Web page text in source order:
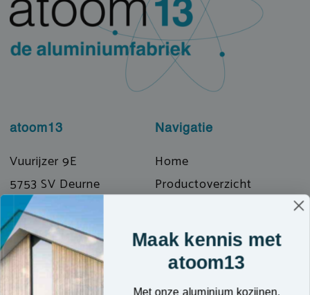
atoom13
Vuurijzer 9E
5753 SV Deurne
T: 0493 319072
E: info@atoom13.nl
Navigatie
Home
Productoverzicht
Over ons
Kennisbank
Contact
Maak kennis met
atoom13
Met onze aluminium kozijnen,